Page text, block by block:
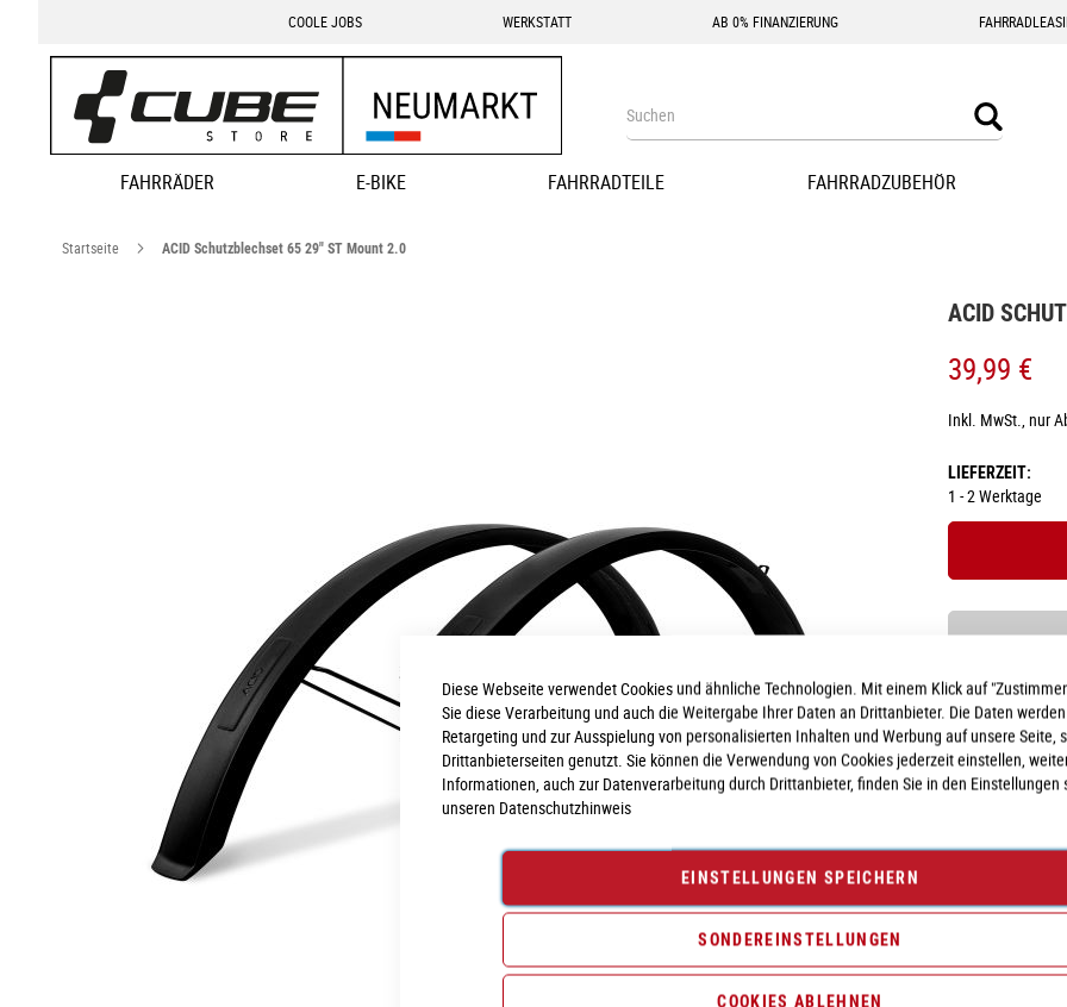
Diese Webseite verwendet Cookies und ähnliche Technologien. Mit einem Klick auf
Sie diese Verarbeitung und auch die Weitergabe Ihrer Daten an Drittanbieter. Die Daten
Retargeting und zur Ausspielung von personalisierten Inhalten und Werbung auf unsere Seite,
Drittanbieterseiten genutzt. Sie können die Verwendung von Cookies jederzeit einstellen,
Informationen, auch zur Datenverarbeitung durch Drittanbieter, finden Sie in den Einstellungen
unseren Datenschutzhinweis
EINSTELLUNGEN SPEICHERN
SONDEREINSTELLUNGEN
COOKIES ABLEHNEN
COOLE JOBS WERKSTATT AB 0% FINANZIERUNG
Search Search
FAHRRÄDER E-BIKE FAHRRADTEILE FAHRRADZUBEHÖR
Startseite ACID Schutzblechset 65 29" ST Mount 2.0
ACID
39,99 €
Inkl. MwSt., nur
LIEFERZEIT
1 - 2 Werktage
Vergleichsliste: